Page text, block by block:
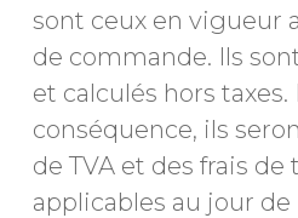
sont ceux en vigueur
de commande. Ils
et calculés hors taxes.
conséquence, ils
de TVA et des frais de
applicables au jour